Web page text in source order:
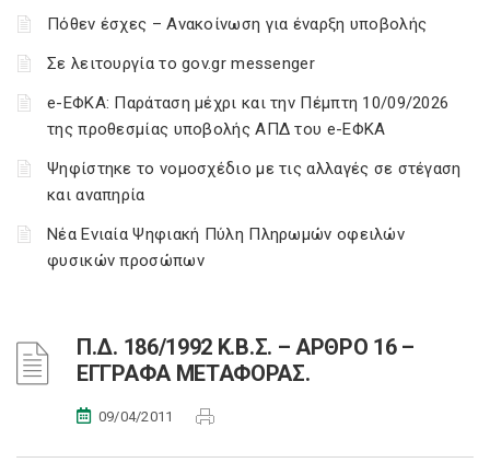
Πόθεν έσχες – Ανακοίνωση για έναρξη υποβολής
Σε λειτουργία το gov.gr messenger
e-ΕΦΚΑ: Παράταση μέχρι και την Πέμπτη 10/09/2026
της προθεσμίας υποβολής ΑΠΔ του e-ΕΦΚΑ
Ψηφίστηκε το νομοσχέδιο με τις αλλαγές σε στέγαση
και αναπηρία
Νέα Ενιαία Ψηφιακή Πύλη Πληρωμών οφειλών
φυσικών προσώπων
Π.Δ. 186/1992 Κ.Β.Σ. – ΑΡΘΡΟ 16 –
ΕΓΓΡΑΦΑ ΜΕΤΑΦΟΡΑΣ.
09/04/2011